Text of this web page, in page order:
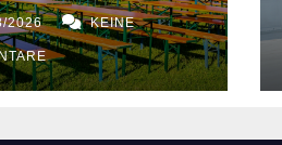
2026 KEINE